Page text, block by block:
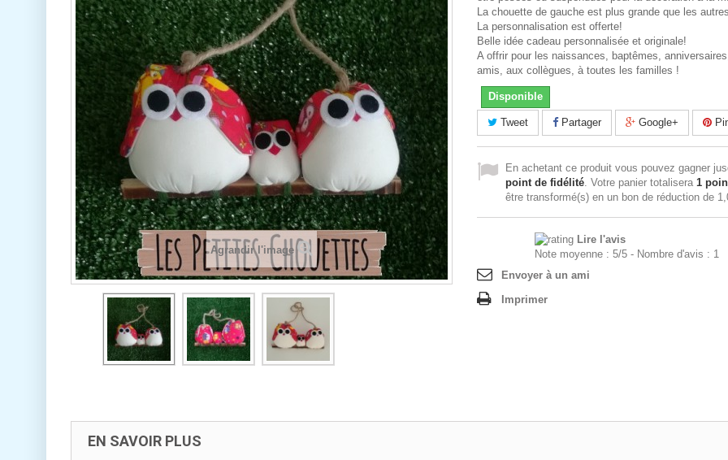
Agrandir l'image
La chouette de gauche est plus grande que les autres.
La personnalisation est offerte!
Belle idée cadeau personnalisée et originale!
A offrir pour les naissances, baptêmes,
amis, aux collègues, à toutes les familles !
Disponible
Tweet Partager Google+
En achetant ce produit vous pouvez gagner
point de fidélité . Votre panier totalisera 1
être transformé(s) en un bon de réduction de
Lire l'avis
Note moyenne :5/5 - Nombre d'avis : 1
Envoyer à un ami
Imprimer
EN SAVOIR PLUS